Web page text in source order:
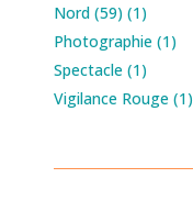
Nord (59) (1)
Photographie (1)
Spectacle (1)
Vigilance Rouge (1)